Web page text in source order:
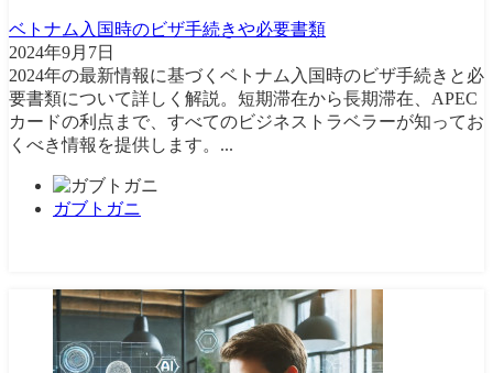
ベトナム入国時のビザ手続きや必要書類
2024年9月7日
2024年の最新情報に基づくベトナム入国時のビザ手続きと必
要書類について詳しく解説。短期滞在から長期滞在、APEC
カードの利点まで、すべてのビジネストラベラーが知ってお
くべき情報を提供します。...
ガブトガニ